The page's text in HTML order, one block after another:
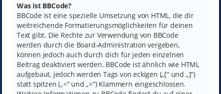
Was ist BBCode?
BBCode ist eine spezielle Umsetzung von HTML, die dir
weitreichende Formatierungsmöglichkeiten für deinen
Text gibt. Die Rechte zur Verwendung von BBCode
werden durch die Board-Administration vergeben,
können jedoch auch durch dich für jeden einzelnen
Beitrag deaktiviert werden. BBCode ist ähnlich wie HTML
aufgebaut, jedoch werden Tags von eckigen („[“ und „]“)
statt spitzen („<“ und „>“) Klammern eingeschlossen.